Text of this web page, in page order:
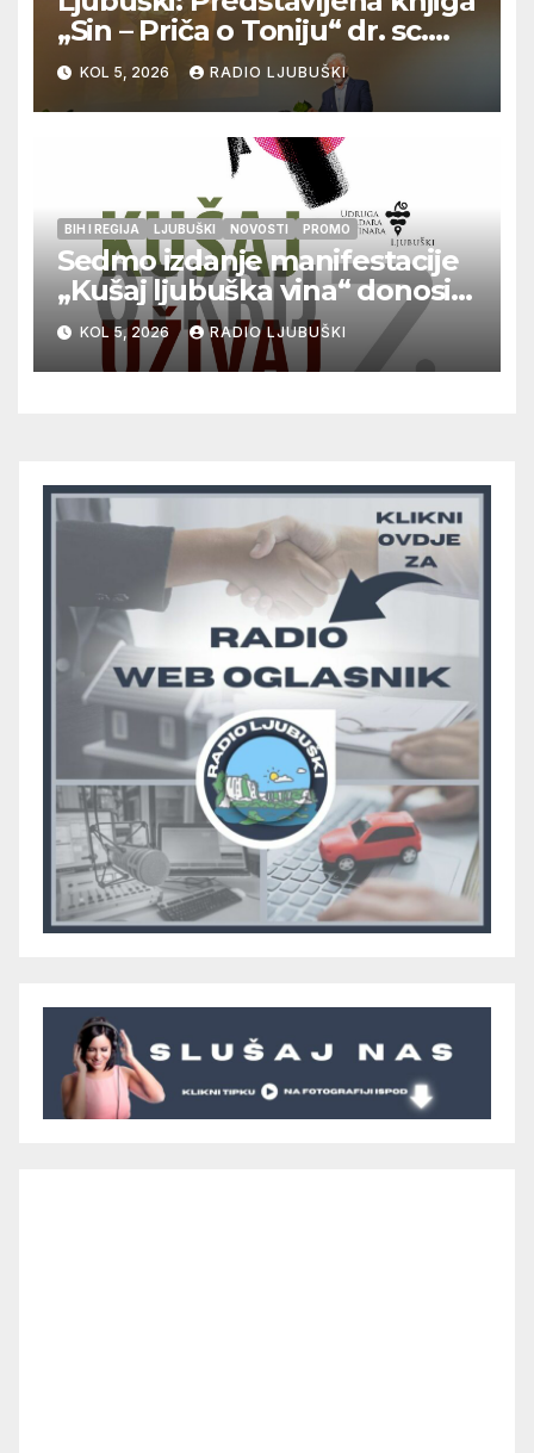
„Sin – Priča o Toniju“ dr. sc.
Zdenka Hercega
KOL 5, 2026 RADIO LJUBUŠKI
BIH I REGIJA LJUBUŠKI NOVOSTI PROMO
Sedmo izdanje manifestacije
„Kušaj ljubuška vina“ donosi
vrhunska vina, gastronomiju i
glazbu
KOL 5, 2026 RADIO LJUBUŠKI